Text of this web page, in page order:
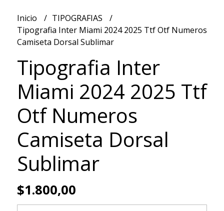
Inicio
TIPOGRAFIAS
Tipografia Inter Miami 2024 2025 Ttf Otf Numeros
Camiseta Dorsal Sublimar
Tipografia Inter
Miami 2024 2025 Ttf
Otf Numeros
Camiseta Dorsal
Sublimar
$1.800,00